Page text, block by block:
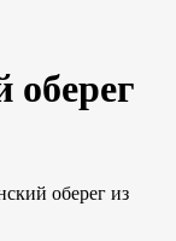
оберег
оберег из